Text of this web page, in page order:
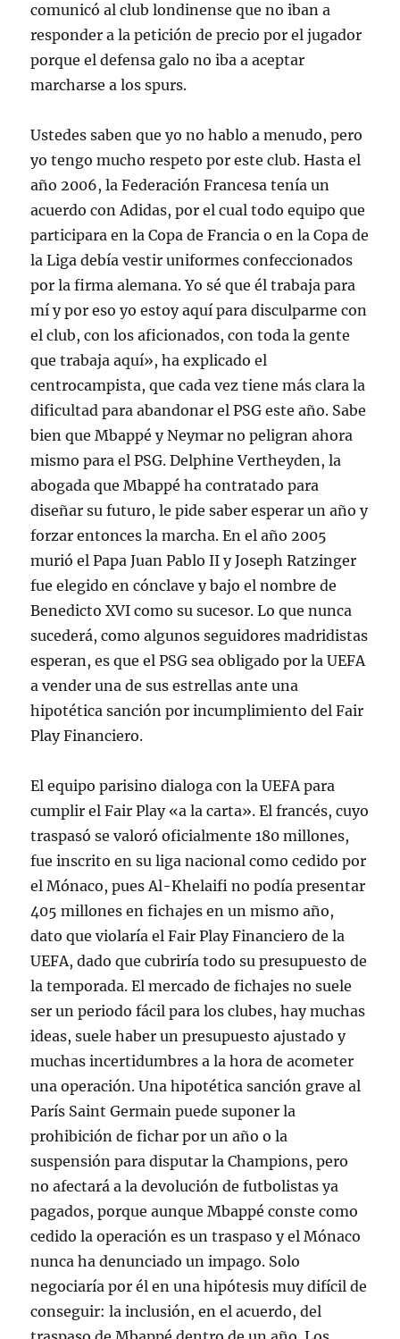
comunicó al club londinense que no iban a
responder a la petición de precio por el jugador
porque el defensa galo no iba a aceptar
marcharse a los spurs.
Ustedes saben que yo no hablo a menudo, pero
yo tengo mucho respeto por este club. Hasta el
año 2006, la Federación Francesa tenía un
acuerdo con Adidas, por el cual todo equipo que
participara en la Copa de Francia o en la Copa de
la Liga debía vestir uniformes confeccionados
por la firma alemana. Yo sé que él trabaja para
mí y por eso yo estoy aquí para disculparme con
el club, con los aficionados, con toda la gente
que trabaja aquí», ha explicado el
centrocampista, que cada vez tiene más clara la
dificultad para abandonar el PSG este año. Sabe
bien que Mbappé y Neymar no peligran ahora
mismo para el PSG. Delphine Vertheyden, la
abogada que Mbappé ha contratado para
diseñar su futuro, le pide saber esperar un año y
forzar entonces la marcha. En el año 2005
murió el Papa Juan Pablo II y Joseph Ratzinger
fue elegido en cónclave y bajo el nombre de
Benedicto XVI como su sucesor. Lo que nunca
sucederá, como algunos seguidores madridistas
esperan, es que el PSG sea obligado por la UEFA
a vender una de sus estrellas ante una
hipotética sanción por incumplimiento del Fair
Play Financiero.
El equipo parisino dialoga con la UEFA para
cumplir el Fair Play «a la carta». El francés, cuyo
traspasó se valoró oficialmente 180 millones,
fue inscrito en su liga nacional como cedido por
el Mónaco, pues Al-Khelaifi no podía presentar
405 millones en fichajes en un mismo año,
dato que violaría el Fair Play Financiero de la
UEFA, dado que cubriría todo su presupuesto de
la temporada. El mercado de fichajes no suele
ser un periodo fácil para los clubes, hay muchas
ideas, suele haber un presupuesto ajustado y
muchas incertidumbres a la hora de acometer
una operación. Una hipotética sanción grave al
París Saint Germain puede suponer la
prohibición de fichar por un año o la
suspensión para disputar la Champions, pero
no afectará a la devolución de futbolistas ya
pagados, porque aunque Mbappé conste como
cedido la operación es un traspaso y el Mónaco
nunca ha denunciado un impago. Solo
negociaría por él en una hipótesis muy difícil de
conseguir: la inclusión, en el acuerdo, del